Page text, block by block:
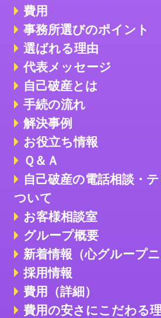
費用
事務所選びのポイント
選ばれる理由
代表メッセージ
自己破産とは
手続の流れ
解決事例
お役立ち情報
Ｑ＆Ａ
自己破産の電話相談・
ついて
お客様相談室
グループ概要
新着情報（心グループニ
採用情報
費用（詳細）
費用の安さにこだわる